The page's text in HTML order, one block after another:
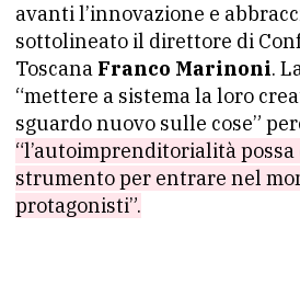
avanti l’innovazione e
sottolineato il direttore di
Toscana Franco Marinoni.
“mettere a sistema la loro
sguardo nuovo sulle cose”
“l’autoimprenditorialità
strumento per entrare nel
protagonisti”.